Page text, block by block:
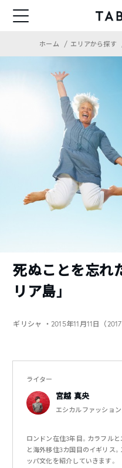
ホーム エリアから探す
死ぬことを忘れ
リア島」
ギリシャ ・2015年11月11日（
ライター
宮越 真央
エシカルファッショ
ロンドン在住3年目。カラフルと
と海外移住3カ国目のイギリス
ッパ文化を紹介していきます。